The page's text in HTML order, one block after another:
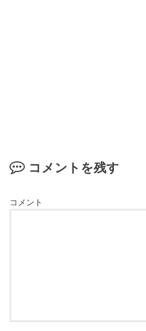
コメントを残す
コメント